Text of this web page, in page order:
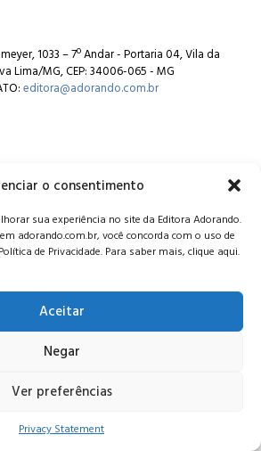
o consentimento
sua experiência no site da Editora Adorando.
adorando.com.br, você concorda com o uso de
de Privacidade. Para saber mais, clique aqui.
Aceitar
Negar
Ver preferências
Privacy Statement
1033 – 7º Andar - Portaria 04, Vila da
Lima/MG, CEP: 34006-065 - MG
editora@adorando.com.br
2026. Todos os direitos reservados.
nossapolítica de privacidade.